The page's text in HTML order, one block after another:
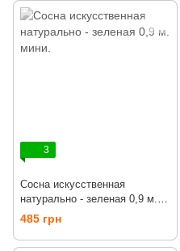
3
Сосна искусственная
натурально - зеленая 0,9 м.
мини.
485 грн